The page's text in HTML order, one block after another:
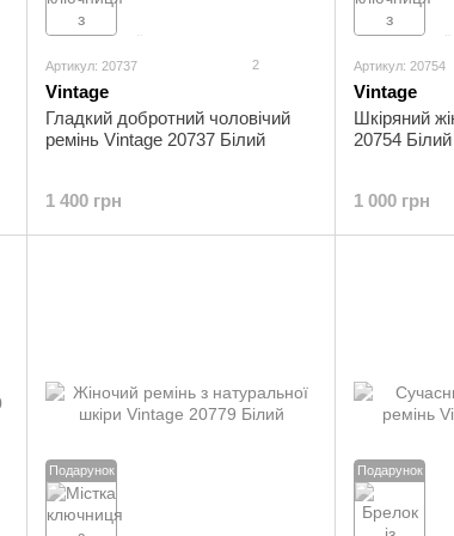
Артикул: 20737 2
Vintage
Гладкий добротний чоловічий
ремінь Vintage 20737 Білий
1 400 грн
Артикул: 20754
Vintage
Шкіряний
20754 Білий
1 000 грн
Подарунок Подарунок